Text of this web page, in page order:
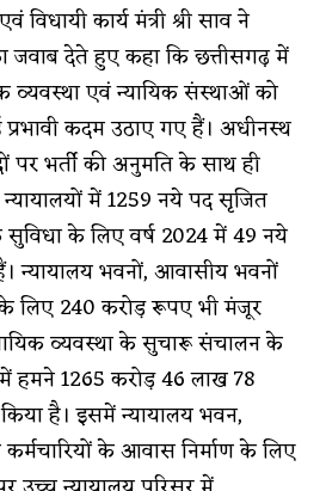
विधायी कार्य मंत्री श्री साव ने
जवाब देते हुए कहा कि छत्तीसगढ़ में
व्यवस्था एवं न्यायिक संस्थाओं को
कदम उठाए गए हैं। अधीनस्थ
पर भर्ती की अनुमति के साथ ही
में 1259 नये पद सृजित
के लिए वर्ष 2024 में 49 नये
न्यायालय भवनों, आवासीय भवनों
लिए 240 करोड़ रूपए भी मंजूर
व्यवस्था के सुचारू संचालन के
1265 करोड़ 46 लाख 78
है। इसमें न्यायालय भवन,
के आवास निर्माण के लिए